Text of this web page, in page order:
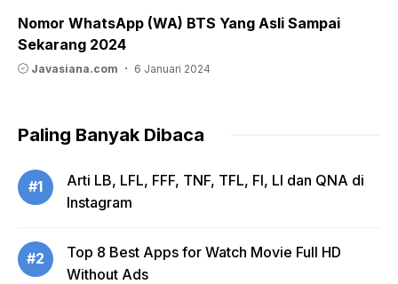
Nomor WhatsApp (WA) BTS Yang Asli Sampai
Sekarang 2024
Javasiana.com 6 Januari 2024
Paling Banyak Dibaca
#1
Arti LB, LFL, FFF, TNF, TFL, FI, LI dan QNA di
Instagram
#2
Top 8 Best Apps for Watch Movie Full HD
Without Ads